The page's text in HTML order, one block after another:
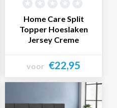
Home Care Split
Topper Hoeslaken
Jersey Creme
voor €22,95